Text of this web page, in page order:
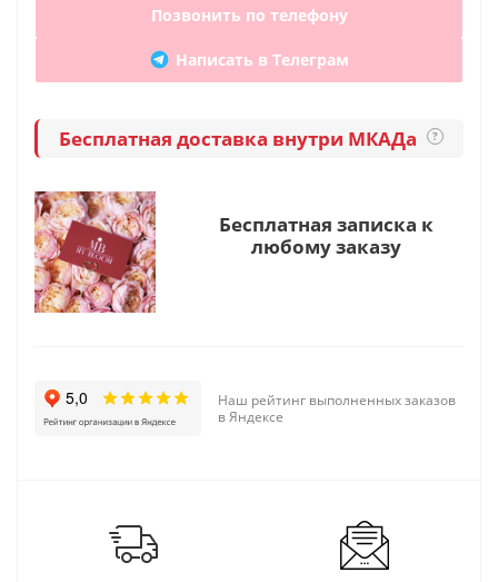
Позвонить по телефону
Написать в Телеграм
Бесплатная доставка внутри МКАДа ?
Бесплатная записка к
любому заказу
Наш рейтинг выполненных заказов
в Яндексе